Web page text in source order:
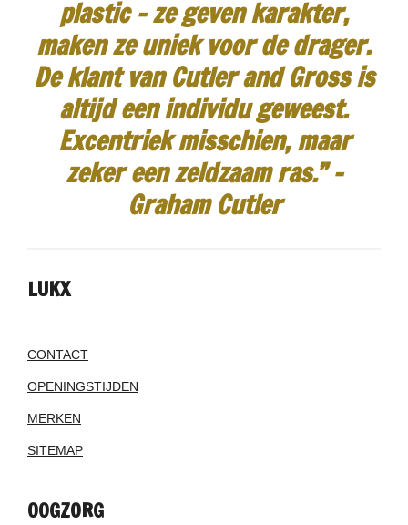
plastic - ze geven karakter,
maken ze uniek voor de drager.
De klant van Cutler and Gross is
altijd een individu geweest.
Excentriek misschien, maar
zeker een zeldzaam ras.” -
Graham Cutler
LUKX
CONTACT
OPENINGSTIJDEN
MERKEN
SITEMAP
OOGZORG